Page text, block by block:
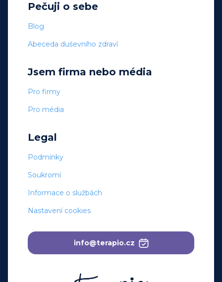
Pečuji o sebe
Blog
Abeceda duševního zdraví
Jsem firma nebo média
Pro firmy
Pro média
Legal
Podmínky
Soukromí
Informace o službách
Nastavení cookies
info@terapio.cz